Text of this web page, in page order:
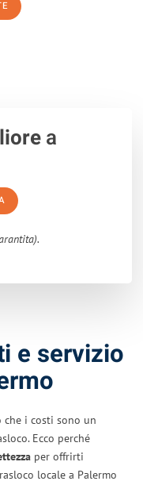
a
e servizio
che i costi sono un
Ecco perché
per offrirti
locale a Palermo